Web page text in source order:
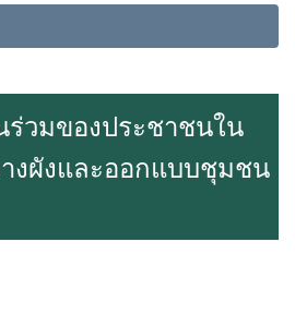
วมของประชาชนใน
งผังและออกแบบชุมชน